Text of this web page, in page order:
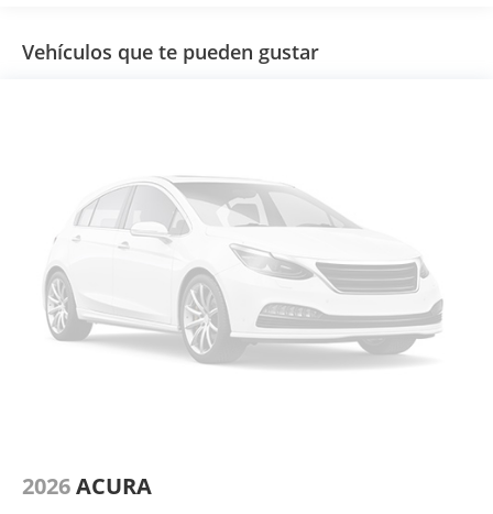
Vehículos que te pueden gustar
2026ACURA